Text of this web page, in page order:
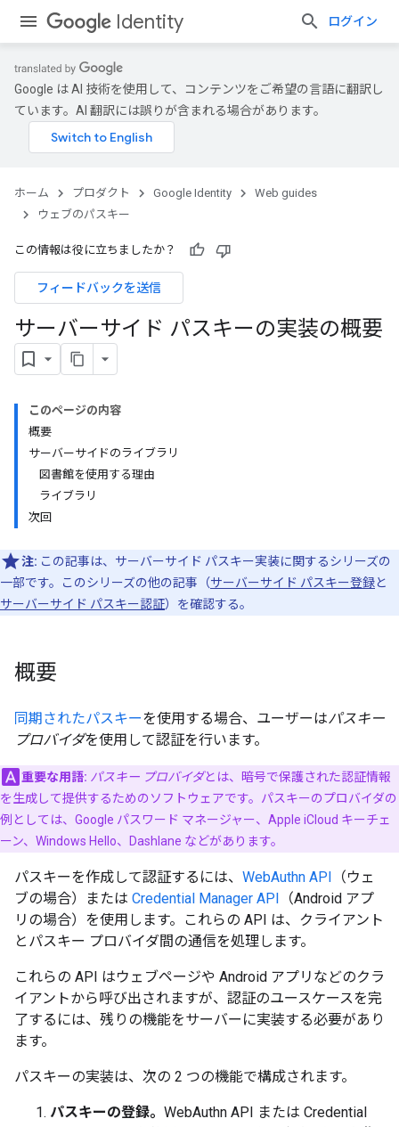
Identity ログイン
Google は AI 技術を使用して、コンテンツをご希望の言語に翻訳し
ています。AI 翻訳には誤りが含まれる場合があります。
ホーム プロダクト Google Identity
Web guides
ウェブのパスキー
この情報は役に立ちましたか？
フィードバックを送信
サーバーサイド パスキーの実装の概要
このページの内容
概要
サーバーサイドのライブラリ
図書館を使用する理由
ライブラリ
次回
注: この記事は、サーバーサイド パスキー実装に関するシリーズの
一部です。このシリーズの他の記事（サーバーサイド パスキー登録と
サーバーサイド パスキー認証）を確認する。
概要
同期されたパスキーを使用する場合、ユーザーはパスキー
プロバイダを使用して認証を行います。
重要な用語: パスキー プロバイダとは、暗号で保護された認証情報
を生成して提供するためのソフトウェアです。パスキーのプロバイダの
例としては、Google パスワード マネージャー、Apple iCloud キーチェ
ーン、Windows Hello、Dashlane などがあります。
パスキーを作成して認証するには、 WebAuthn API （ウェ
ブの場合）または Credential Manager API （Android アプ
リの場合）を使用します。これらの API は、クライアント
とパスキー プロバイダ間の通信を処理します。
これらの API はウェブページや Android アプリなどのクラ
イアントから呼び出されますが、認証のユースケースを完
了するには、残りの機能をサーバーに実装する必要があり
ます。
パスキーの実装は、次の 2 つの機能で構成されます。
パスキーの登録。 WebAuthn API または Credential